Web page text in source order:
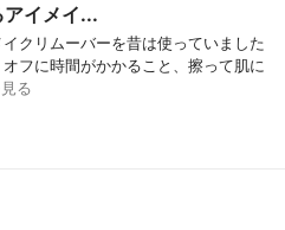
イメイ...
クリムーバーを昔は使っていました
フに時間がかかること、擦って肌に
る